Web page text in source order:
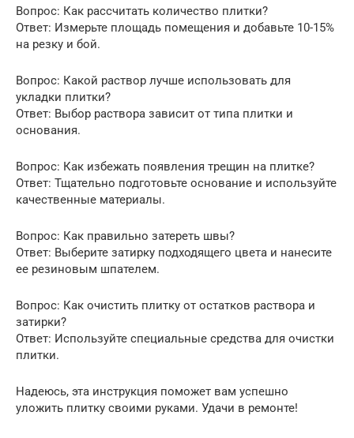
Вопрос: Как рассчитать количество плитки?
Ответ: Измерьте площадь помещения и добавьте 10-15%
на резку и бой.
Вопрос: Какой раствор лучше использовать для
укладки плитки?
Ответ: Выбор раствора зависит от типа плитки и
основания.
Вопрос: Как избежать появления трещин на плитке?
Ответ: Тщательно подготовьте основание и используйте
качественные материалы.
Вопрос: Как правильно затереть швы?
Ответ: Выберите затирку подходящего цвета и нанесите
ее резиновым шпателем.
Вопрос: Как очистить плитку от остатков раствора и
затирки?
Ответ: Используйте специальные средства для очистки
плитки.
Надеюсь, эта инструкция поможет вам успешно
уложить плитку своими руками. Удачи в ремонте!